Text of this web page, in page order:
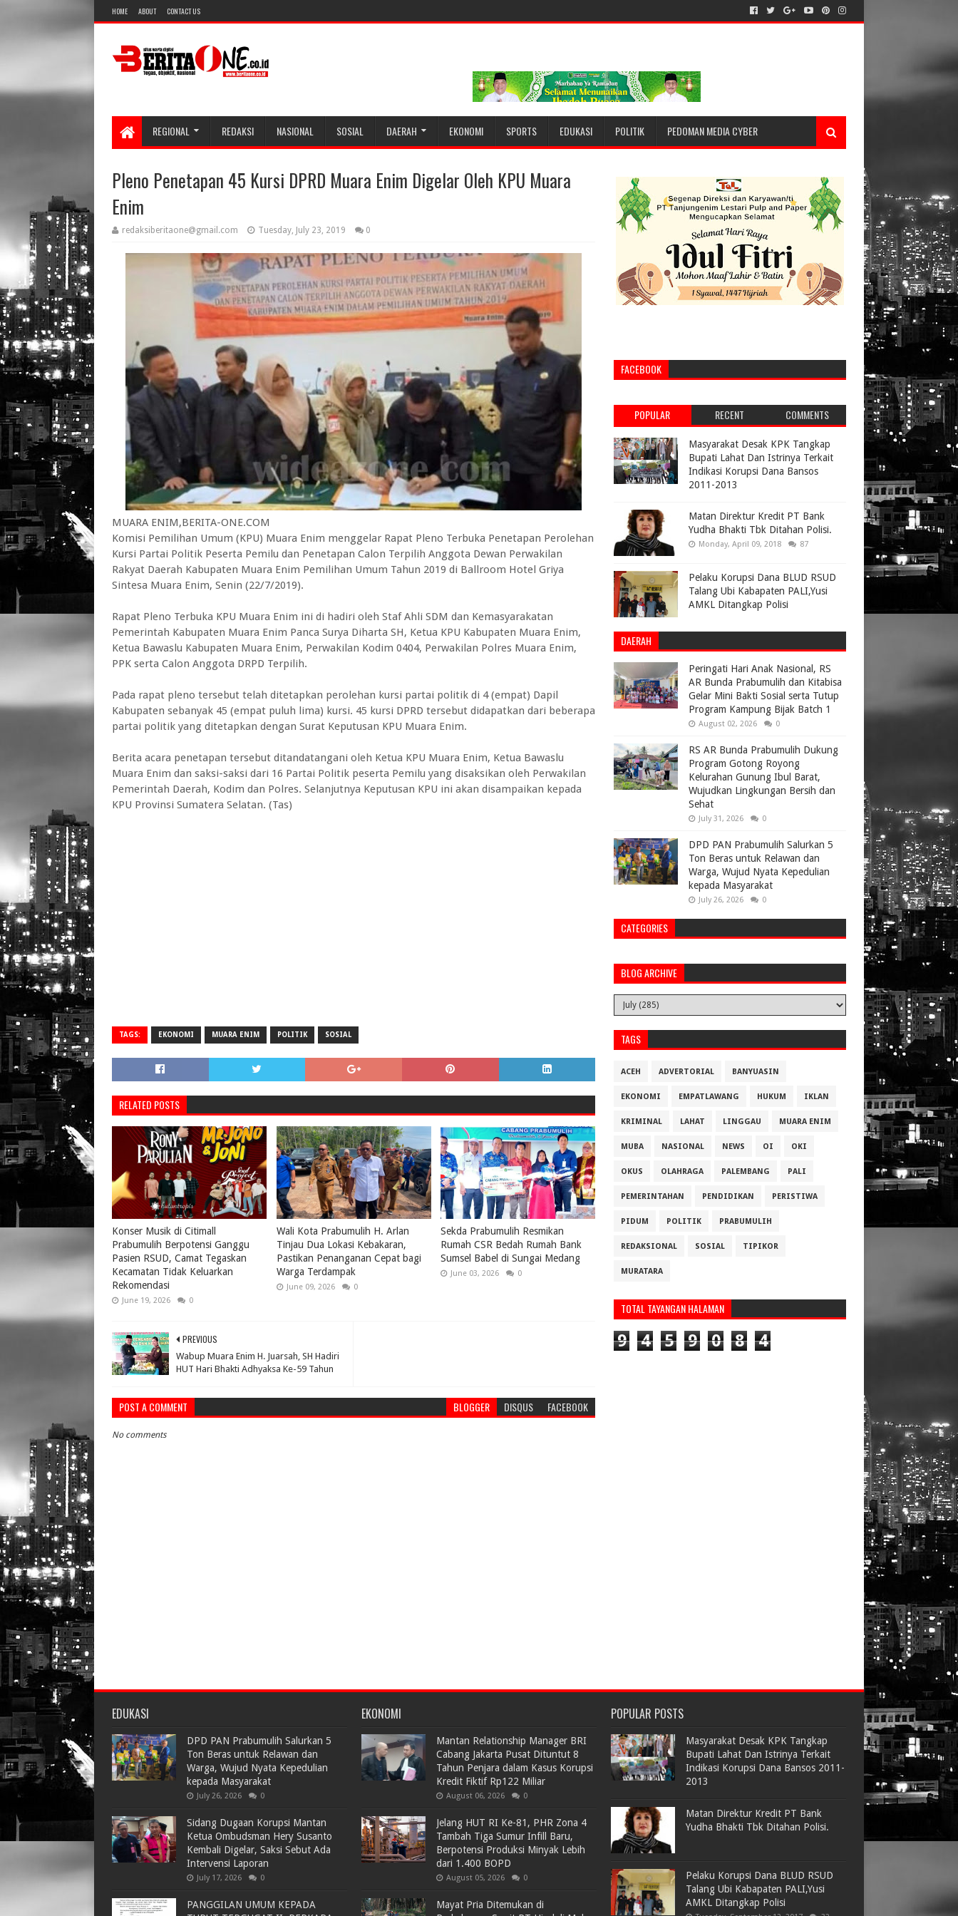
HOME ABOUT CONTACT US
REGIONAL REDAKSI NASIONAL SOSIAL DAERAH EKONOMI SPORTS EDUKASI POLITIK PEDOMAN MEDIA CYBER
Pleno Penetapan 45 Kursi DPRD Muara Enim Digelar Oleh KPU Muara
Enim
redaksiberitaone@gmail.com Tuesday, July 23, 2019 0
MUARA ENIM,BERITA-ONE.COM
Komisi Pemilihan Umum (KPU) Muara Enim menggelar Rapat Pleno Terbuka Penetapan Perolehan
Kursi Partai Politik Peserta Pemilu dan Penetapan Calon Terpilih Anggota Dewan Perwakilan
Rakyat Daerah Kabupaten Muara Enim Pemilihan Umum Tahun 2019 di Ballroom Hotel Griya
Sintesa Muara Enim, Senin (22/7/2019).
Rapat Pleno Terbuka KPU Muara Enim ini di hadiri oleh Staf Ahli SDM dan Kemasyarakatan
Pemerintah Kabupaten Muara Enim Panca Surya Diharta SH, Ketua KPU Kabupaten Muara Enim,
Ketua Bawaslu Kabupaten Muara Enim, Perwakilan Kodim 0404, Perwakilan Polres Muara Enim,
PPK serta Calon Anggota DRPD Terpilih.
Pada rapat pleno tersebut telah ditetapkan perolehan kursi partai politik di 4 (empat) Dapil
Kabupaten sebanyak 45 (empat puluh lima) kursi. 45 kursi DPRD tersebut didapatkan dari beberapa
partai politik yang ditetapkan dengan Surat Keputusan KPU Muara Enim.
Berita acara penetapan tersebut ditandatangani oleh Ketua KPU Muara Enim, Ketua Bawaslu
Muara Enim dan saksi-saksi dari 16 Partai Politik peserta Pemilu yang disaksikan oleh Perwakilan
Pemerintah Daerah, Kodim dan Polres. Selanjutnya Keputusan KPU ini akan disampaikan kepada
KPU Provinsi Sumatera Selatan. (Tas)
TAGS: EKONOMI MUARA ENIM POLITIK SOSIAL
RELATED POSTS
Konser Musik di Citimall
Prabumulih Berpotensi Ganggu
Pasien RSUD, Camat Tegaskan
Kecamatan Tidak Keluarkan
Rekomendasi
June 19, 2026 0
Wali Kota Prabumulih H. Arlan
Tinjau Dua Lokasi Kebakaran,
Pastikan Penanganan Cepat bagi
Warga Terdampak
June 09, 2026 0
Sekda Prabumulih Resmikan
Rumah CSR Bedah Rumah Bank
Sumsel Babel di Sungai Medang
June 03, 2026 0
PREVIOUS
Wabup Muara Enim H. Juarsah, SH Hadiri
HUT Hari Bhakti Adhyaksa Ke-59 Tahun
POST A COMMENT BLOGGER DISQUS FACEBOOK
No comments
FACEBOOK
POPULAR RECENT COMMENTS
Masyarakat Desak KPK Tangkap
Bupati Lahat Dan Istrinya Terkait
Indikasi Korupsi Dana Bansos
2011-2013
Matan Direktur Kredit PT Bank
Yudha Bhakti Tbk Ditahan Polisi.
Monday, April 09, 2018 87
Pelaku Korupsi Dana BLUD RSUD
Talang Ubi Kabapaten PALI,Yusi
AMKL Ditangkap Polisi
DAERAH
Peringati Hari Anak Nasional, RS
AR Bunda Prabumulih dan Kitabisa
Gelar Mini Bakti Sosial serta Tutup
Program Kampung Bijak Batch 1
August 02, 2026 0
RS AR Bunda Prabumulih Dukung
Program Gotong Royong
Kelurahan Gunung Ibul Barat,
Wujudkan Lingkungan Bersih dan
Sehat
July 31, 2026 0
DPD PAN Prabumulih Salurkan 5
Ton Beras untuk Relawan dan
Warga, Wujud Nyata Kepedulian
kepada Masyarakat
July 26, 2026 0
CATEGORIES
BLOG ARCHIVE
TAGS
ACEH ADVERTORIAL BANYUASIN
EKONOMI EMPATLAWANG HUKUM IKLAN
KRIMINAL LAHAT LINGGAU MUARA ENIM
MUBA NASIONAL NEWS OI OKI
OKUS OLAHRAGA PALEMBANG PALI
PEMERINTAHAN PENDIDIKAN PERISTIWA
PIDUM POLITIK PRABUMULIH
REDAKSIONAL SOSIAL TIPIKOR
MURATARA
TOTAL TAYANGAN HALAMAN
9 4 5 9 0 8 4
EDUKASI
DPD PAN Prabumulih Salurkan 5
Ton Beras untuk Relawan dan
Warga, Wujud Nyata Kepedulian
kepada Masyarakat
July 26, 2026 0
Sidang Dugaan Korupsi Mantan
Ketua Ombudsman Hery Susanto
Kembali Digelar, Saksi Sebut Ada
Intervensi Laporan
July 17, 2026 0
PANGGILAN UMUM KEPADA
EKONOMI
Mantan Relationship Manager BRI
Cabang Jakarta Pusat Dituntut 8
Tahun Penjara dalam Kasus Korupsi
Kredit Fiktif Rp122 Miliar
August 06, 2026 0
Jelang HUT RI Ke-81, PHR Zona 4
Tambah Tiga Sumur Infill Baru,
Berpotensi Produksi Minyak Lebih
dari 1.400 BOPD
August 05, 2026 0
Mayat Pria Ditemukan di
POPULAR POSTS
Masyarakat Desak KPK Tangkap
Bupati Lahat Dan Istrinya Terkait
Indikasi Korupsi Dana Bansos 2011-
2013
Matan Direktur Kredit PT Bank
Yudha Bhakti Tbk Ditahan Polisi.
Pelaku Korupsi Dana BLUD RSUD
Talang Ubi Kabapaten PALI,Yusi
AMKL Ditangkap Polisi